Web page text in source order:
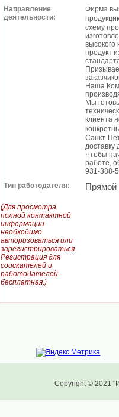
Направление
деятельности:
Фирма
схему
высокого
продукт
Наша
Мы
клиента
Санкт-
доставку
Чтобы
работе,
931-388-
Тип работодателя:
Прямой
(Для просмотра
полной контактной
информации
необходимо
авторизоваться или
зарегистрироваться.
Регистрация для
соискателей и
работодателей -
бесплатная.)
Copyright © 2021